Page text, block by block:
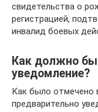
свидетельства о
регистрацией,
инвалид боевых
Как должно
уведомление?
Как было отмечено
предварительно